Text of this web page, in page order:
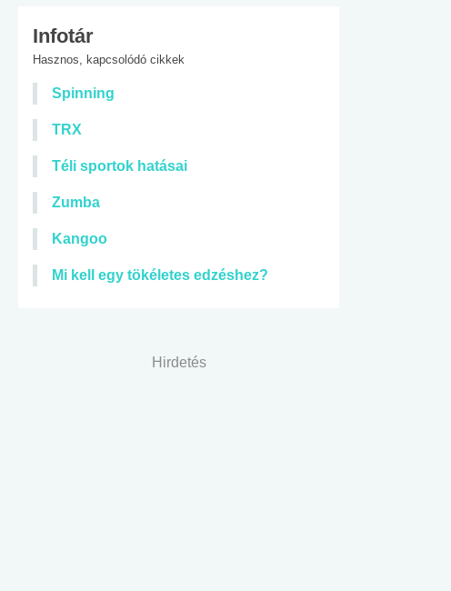
Infotár
Hasznos, kapcsolódó cikkek
Spinning
TRX
Téli sportok hatásai
Zumba
Kangoo
Mi kell egy tökéletes edzéshez?
Hirdetés